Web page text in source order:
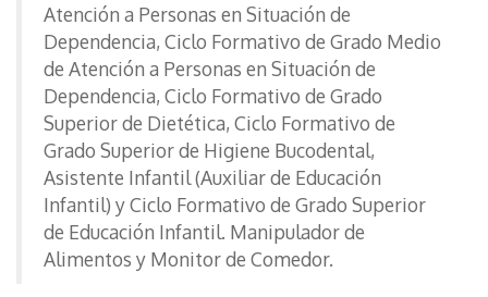
Atención a Personas en Situación de
Dependencia, Ciclo Formativo de Grado Medio
de Atención a Personas en Situación de
Dependencia, Ciclo Formativo de Grado
Superior de Dietética, Ciclo Formativo de
Grado Superior de Higiene Bucodental,
Asistente Infantil (Auxiliar de Educación
Infantil) y Ciclo Formativo de Grado Superior
de Educación Infantil. Manipulador de
Alimentos y Monitor de Comedor.